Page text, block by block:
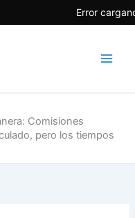
Error
Comisiones
pero los tiempos